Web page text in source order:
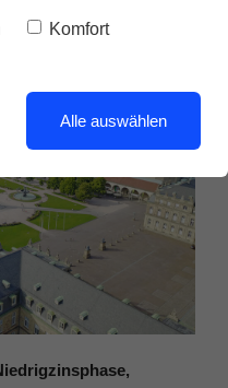
Komfort
Alle auswählen